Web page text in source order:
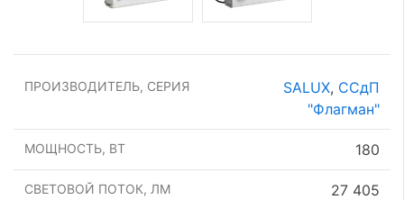
ПРОИЗВОДИТЕЛЬ, СЕРИЯ SALUX, ССдП
"Флагман"
МОЩНОСТЬ, ВТ 180
СВЕТОВОЙ ПОТОК, ЛМ 27 405